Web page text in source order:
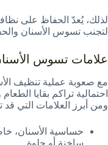
لذلك، يُعدّ الحفاظ على
لتجنب تسوس الأسنان
علامات تسوس
مع صعوبة عملية تنظيف
احتمالية تراكم بقايا
ومن أبرز العلامات التي
حساسية الأسنان،
ساخنة أو حلوة.